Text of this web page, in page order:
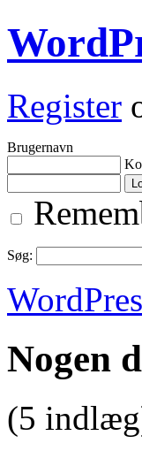
Register
Brugernavn
Søg:
Nogen
(5